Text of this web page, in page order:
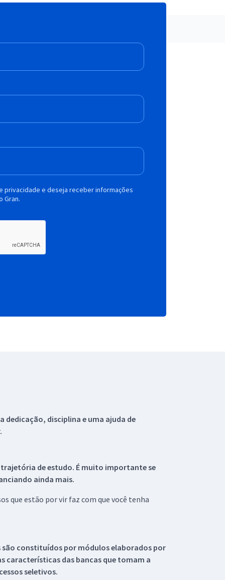
privacidade e deseja receber informações
Gran.
dedicação, disciplina e uma ajuda de
de estudo. É muito importante se
ainda mais.
que estão por vir faz com que você tenha
são constituídos por módulos elaborados por
características das bancas que tomam a
seletivos.